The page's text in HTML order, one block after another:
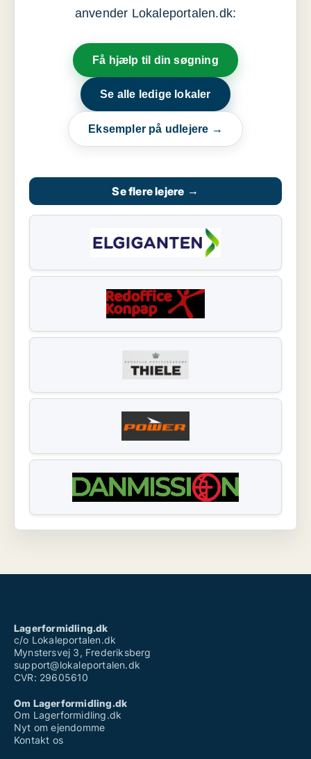
anvender Lokaleportalen.dk:
Få hjælp til din søgning
Se alle ledige lokaler
Eksempler på udlejere →
Se flere lejere →
Lagerformidling.dk
c/o Lokaleportalen.dk
Mynstersvej 3, Frederiksberg
support@lokaleportalen.dk
CVR: 29605610
Om Lagerformidling.dk
Om Lagerformidling.dk
Nyt om ejendomme
Kontakt os